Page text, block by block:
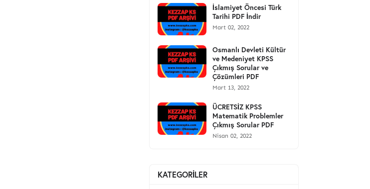
İslamiyet Öncesi Türk
Tarihi PDF İndir
Mart 02, 2022
Osmanlı Devleti Kültür
ve Medeniyet KPSS
Çıkmış Sorular ve
Çözümleri PDF
Mart 13, 2022
ÜCRETSİZ KPSS
Matematik Problemler
Çıkmış Sorular PDF
Nisan 02, 2022
KATEGORİLER